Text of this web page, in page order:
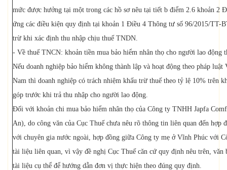
mức được hưởng tại một trong các hồ sơ nêu tại tiết b điểm 2.6 khoản 2
ứng các điều kiện quy định tại khoản 1 Điều 4 Thông tư số 96/2015/TT-
trừ khi xác định thu nhập chịu thuế TNDN.
- Về thuế TNCN: khoản tiền mua bảo hiểm nhân thọ cho người lao động
Nếu doanh nghiệp bảo hiểm không thành lập và hoạt động theo pháp
Nam thì doanh nghiệp có trách nhiệm khấu trừ thuế theo tỷ lệ 10% trên
góp trước khi trả thu nhập cho người lao động.
Đối với khoản chi mua bảo hiểm nhân thọ của Công ty TNHH Japfa
An), do công văn của Cục Thuế chưa nêu rõ thông tin liên quan đến hợp
với chuyên gia nước ngoài, hợp đồng giữa Công ty mẹ ở Vĩnh Phúc với
tài liệu liên quan, vì vậy đề nghị Cục Thuế căn cứ quy định nêu trên, văn
tài liệu cụ thể để hướng dẫn đơn vị thực hiện theo đúng quy định.